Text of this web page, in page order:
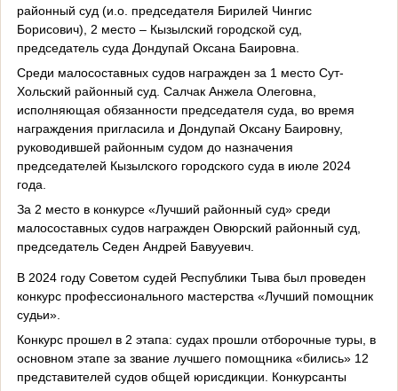
районный суд (и.о. председателя Бирилей Чингис
Борисович), 2 место – Кызылский городской суд,
председатель суда Дондупай Оксана Баировна.
Среди малосоставных судов награжден за 1 место Сут-
Хольский районный суд. Салчак Анжела Олеговна,
исполняющая обязанности председателя суда, во время
награждения пригласила и Дондупай Оксану Баировну,
руководившей районным судом до назначения
председателей Кызылского городского суда в июле 2024
года.
За 2 место в конкурсе «Лучший районный суд» среди
малосоставных судов награжден Овюрский районный суд,
председатель Седен Андрей Бавууевич.
В 2024 году Советом судей Республики Тыва был проведен
конкурс профессионального мастерства «Лучший помощник
судьи».
Конкурс прошел в 2 этапа: судах прошли отборочные туры, в
основном этапе за звание лучшего помощника «бились» 12
представителей судов общей юрисдикции. Конкурсанты